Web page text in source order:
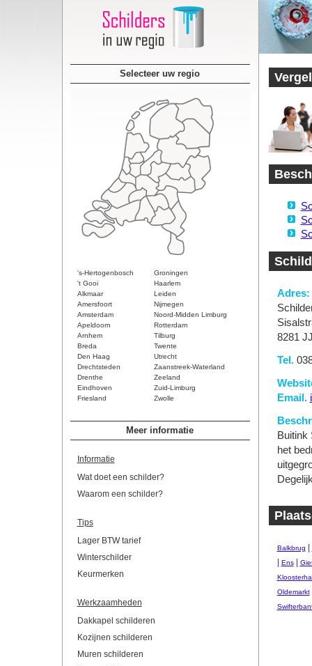
Selecteer uw regio
's-Hertogenbosch
Groningen
't Gooi
Haarlem
Alkmaar
Leiden
Amersfoort
Nijmegen
Amsterdam
Noord-Midden Limburg
Apeldoorn
Rotterdam
Arnhem
Tilburg
Breda
Twente
Den Haag
Utrecht
Drechtsteden
Zaanstreek-Waterland
Drenthe
Zeeland
Eindhoven
Zuid-Limburg
Friesland
Zwolle
Meer informatie
Informatie
Wat doet een schilder?
Waarom een schilder?
Tips
Lager BTW tarief
Winterschilder
Keurmerken
Werkzaamheden
Dakkapel schilderen
Kozijnen schilderen
Muren schilderen
Adres:
8281
Tel.
Email.
Buitink
het
Balkbrug
Ens|
Oldemarkt